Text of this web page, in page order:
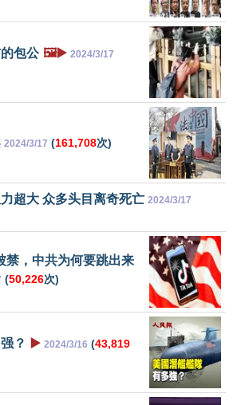
包公 🖼️▶️ 2024/3/17
2024/3/17 (161,708次)
超大 众多头目离奇死亡 2024/3/17
禁，中共为何要跳出来
(50,226次)
？ ▶️ 2024/3/16 (43,819